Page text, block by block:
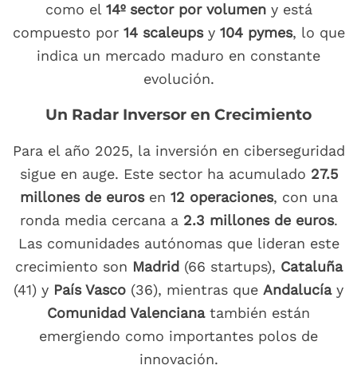
como el 14º sector por volumeny está
compuesto por 14 scaleupsy 104 pymes, lo que
indica un mercado maduro en constante
evolución.
Un Radar Inversor en Crecimiento
Para el año 2025, la inversión en ciberseguridad
sigue en auge. Este sector ha acumulado 27.5
millones de eurosen 12 operaciones, con una
ronda media cercana a 2.3 millones de euros.
Las comunidades autónomas que lideran este
crecimiento son Madrid (66 startups), Cataluña
(41) y País Vasco (36), mientras que Andalucíay
Comunidad Valencianatambién están
emergiendo como importantes polos de
innovación.